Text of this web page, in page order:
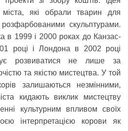
які обрали тварин для
розфарбованими скульптурами.
в 1999 і 2000 роках до Канзас-
році і Лондона в 2002 році
розвиватися не лише за
та якістю мистецтва. У той
залишаються незмінними,
кидають виклик мистецтву
культурним впливом своїх
інтерпретацією корови як